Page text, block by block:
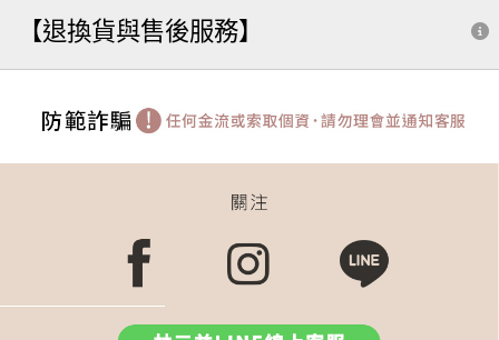
【退換貨與售後服務】